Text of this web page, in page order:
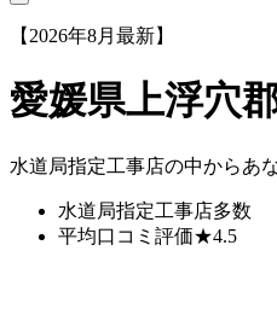
【2026年8月最新】
愛媛県上浮穴
水道局指定工事店の中からあ
水道局指定工事店多数
平均口コミ評価★4.5